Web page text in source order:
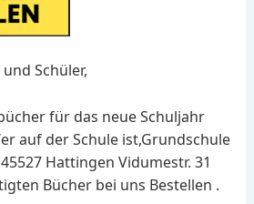
Schüler,
für das neue Schuljahr
auf der Schule ist,Grundschule
Hattingen Vidumestr. 31
Bücher bei uns Bestellen .